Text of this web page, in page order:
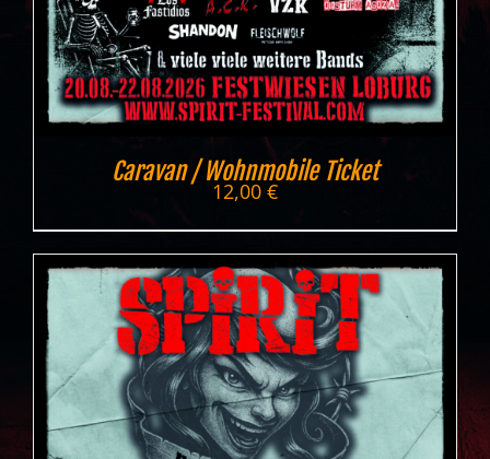
Caravan / Wohnmobile Ticket
12,00 €